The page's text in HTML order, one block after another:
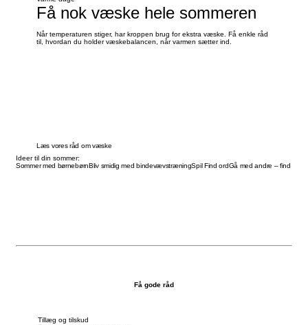
Få nok væske hele sommeren
Når temperaturen stiger, har kroppen brug for ekstra væske. Få enkle råd
til, hvordan du holder væskebalancen, når varmen sætter ind.
Læs vores råd om væske
Ideer til din sommer:
Sommer med børnebørnBliv smidig med bindevævstræningSpil Find ordGå med andre – find en
Få gode råd
Tillæg og tilskud